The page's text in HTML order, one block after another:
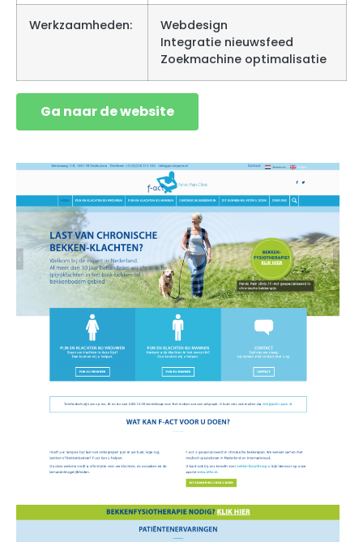
Werkzaamheden:
Webdesign
Integratie nieuwsfeed
Zoekmachine optimalisatie
Ga naar de website